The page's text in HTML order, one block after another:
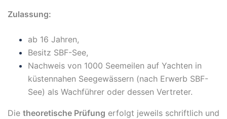
Zulassung:
ab 16 Jahren,
Besitz SBF-See,
Nachweis von 1000 Seemeilen auf Yachten in
küstennahen Seegewässern (nach Erwerb SBF-
See) als Wachführer oder dessen Vertreter.
Die theoretische Prüfung erfolgt jeweils schriftlich und